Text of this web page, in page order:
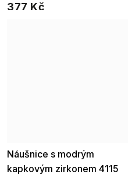
377 Kč
Náušnice s modrým
kapkovým zirkonem 4115